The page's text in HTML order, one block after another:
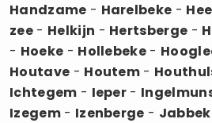
Handzame - Harelbeke -
zee- Helkijn - Hertsberge -
- Hoeke - Hollebeke -
Houtave - Houtem -
Ichtegem - Ieper -
Izegem- Izenberge -